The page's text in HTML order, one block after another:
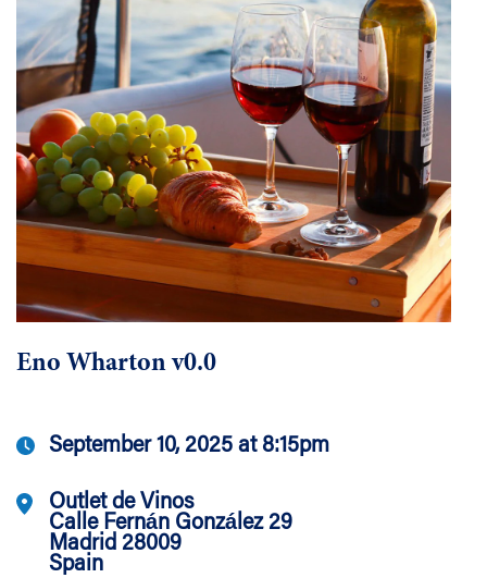
Eno Wharton v0.0
September 10, 2025 at 8:15pm
Outlet de Vinos
Calle Fernán González 29
Madrid 28009
Spain